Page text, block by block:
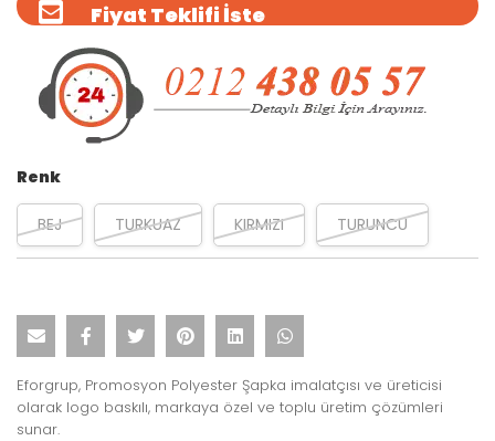
Fiyat Teklifi İste
Renk
BEJ TURKUAZ KIRMIZI TURUNCU
Eforgrup, Promosyon Polyester Şapka imalatçısı ve üreticisi
olarak logo baskılı, markaya özel ve toplu üretim çözümleri
sunar.